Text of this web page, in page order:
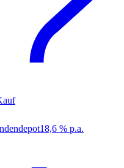
18,6 % p.a.